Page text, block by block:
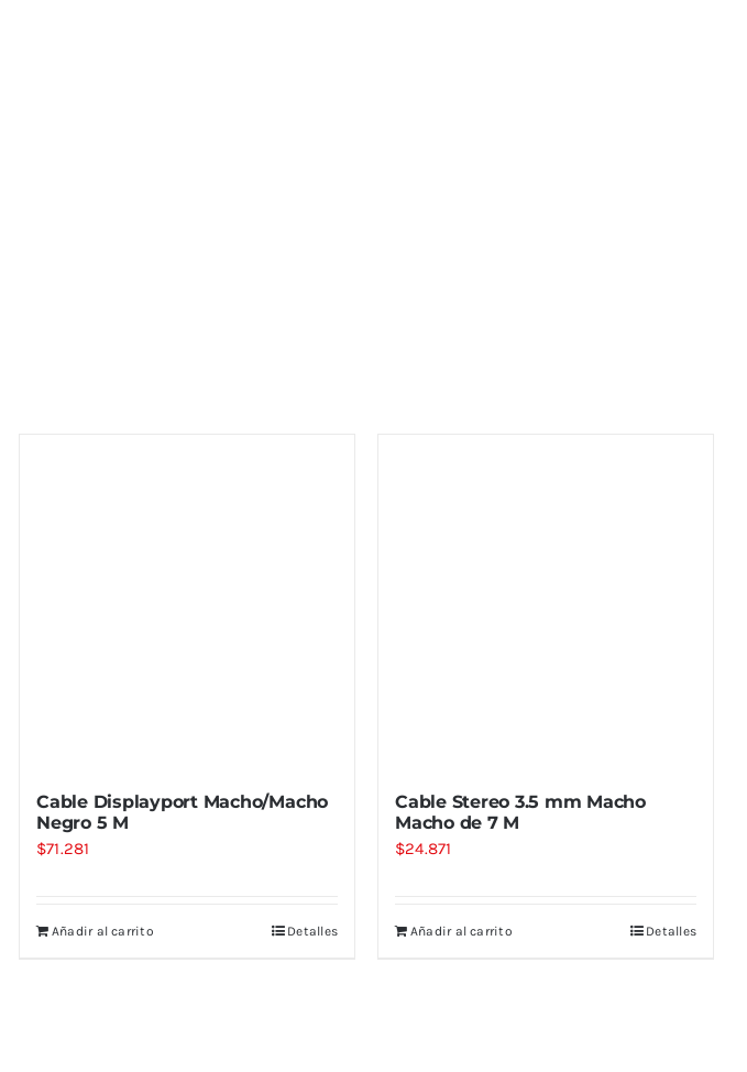
Cable Displayport Macho/Macho
Negro 5 M
$71.281
Añadir al carrito Detalles
Cable Stereo 3.5 mm Macho
Macho de 7 M
$24.871
Añadir al carrito Detalles